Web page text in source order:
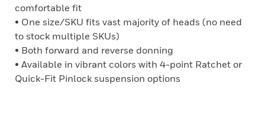
comfortable fit
• One size/SKU fits vast majority of heads (no need
to stock multiple SKUs)
• Both forward and reverse donning
• Available in vibrant colors with 4-point Ratchet or
Quick-Fit Pinlock suspension options